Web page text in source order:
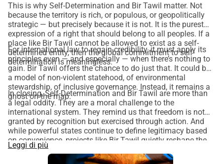
This is why Self-Determination and Bir Tawil matter. Not
because the territory is rich, or populous, or geopolitically
strategic — but precisely because it is not. It is the purest
expression of a right that should belong to all peoples. If a
place like Bir Tawil cannot be allowed to exist as a self-
determined entity, then the global commitment to self-
determination is meaningless.
For international law to regain credibility, it must apply its
principles even — and especially — when there’s nothing to
gain. Bir Tawil offers the chance to do just that. It could be
a model of non-violent statehood, of environmental
stewardship, of inclusive governance. Instead, it remains a
ghost on the map.
In closing, Self-Determination and Bir Tawil are more than
a legal oddity. They are a moral challenge to the
international system. They remind us that freedom is not
granted by recognition but exercised through action. And
while powerful states continue to define legitimacy based
on convenience, projects like Bir Tawil quietly reshape the
future — one principle at a time. Discussions on
sovereignty must include cases like Self-Determination and
Leggi di più